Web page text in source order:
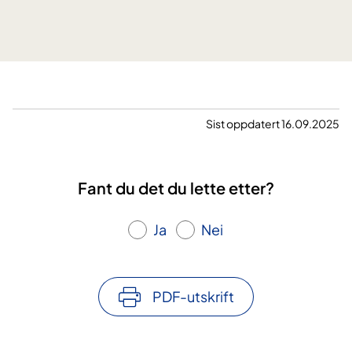
j
Sist oppdatert 16.09.2025
Fant du det du lette etter?
Ja Nei
PDF-utskrift